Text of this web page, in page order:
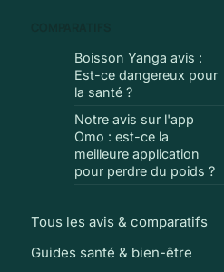
Boisson Yanga avis :
Est-ce dangereux pour
la santé ?
Notre avis sur l'app
Omo : est-ce la
meilleure application
pour perdre du poids ?
Tous les avis & comparatifs
Guides santé & bien-être